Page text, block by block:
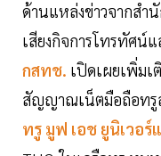
ด้านแหล่งข่าวจากสำ
เสียงกิจการโทรทัศน์
กสทช. เปิดเผยเพิ่มเ
สัญญาณเน็ตมือถือทรู
ทรู มูฟ เอช ยูนิเวอ